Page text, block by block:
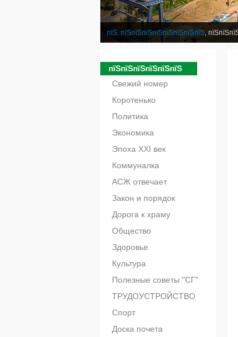
пїЅ. пїЅпїЅпїЅпїЅпїЅпїЅпїЅпїЅ,
пїЅпїЅпїЅпїЅпїЅпїЅ
Свежий номер
Коротенько
Политика
Экономика
Эпоха XXI век
Коммуналка
АСЖ отвечает
Закон и порядок
Дорога к храму
Общество
Здоровье
Культура
Полезные советы "СГ"
ТРУДОУСТРОЙСТВО
Спорт
Доска почета